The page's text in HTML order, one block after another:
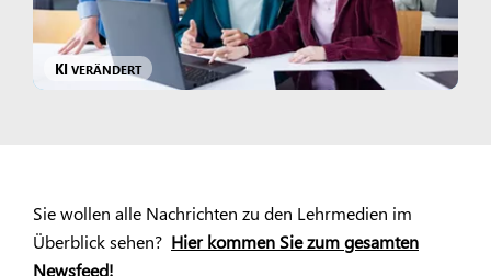
KI VERÄNDERT
Sie wollen alle Nachrichten zu den Lehrmedien im
Überblick sehen? Hier kommen Sie zum gesamten
Newsfeed!